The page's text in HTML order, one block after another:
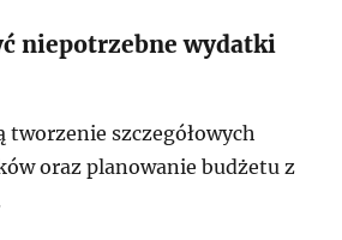
niepotrzebne wydatki
tworzenie szczegółowych
oraz planowanie budżetu z